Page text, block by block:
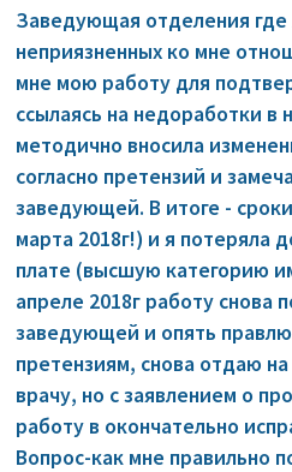
Заведующая отделения
неприязненных ко мне
мне мою работу для
ссылаясь на недоработки в
методично вносила
согласно претензий и
заведующей. В итоге -
марта 2018г!) и я потеряла
плате (высшую категорию
апреле 2018г работу снова
заведующей и опять
претензиям, снова отдаю
врачу, но с заявлением о
работу в окончательно
Вопрос-как мне правильно